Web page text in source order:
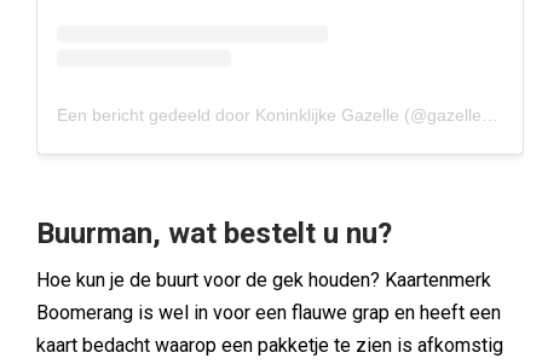
Buurman, wat bestelt u nu?
Hoe kun je de buurt voor de gek houden? Kaartenmerk
Boomerang is wel in voor een flauwe grap en heeft een
kaart bedacht waarop een pakketje te zien is afkomstig